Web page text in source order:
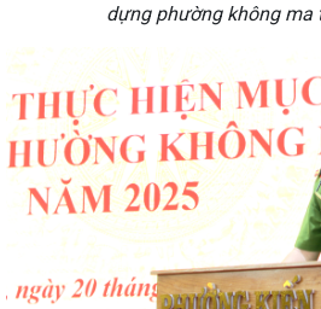
dựng phường không ma